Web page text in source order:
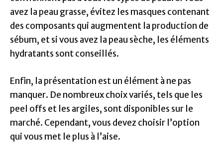
avez la peau grasse, évitez les masques contenant
des composants qui augmentent la production de
sébum, et si vous avez la peau sèche, les éléments
hydratants sont conseillés.
Enfin, la présentation est un élément à ne pas
manquer. De nombreux choix variés, tels que les
peel offs et les argiles, sont disponibles sur le
marché. Cependant, vous devez choisir l’option
qui vous met le plus à l’aise.